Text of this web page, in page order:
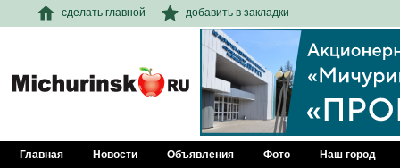
сделать главной добавить в закладки
Главная Новости Объявления Фото Наш город